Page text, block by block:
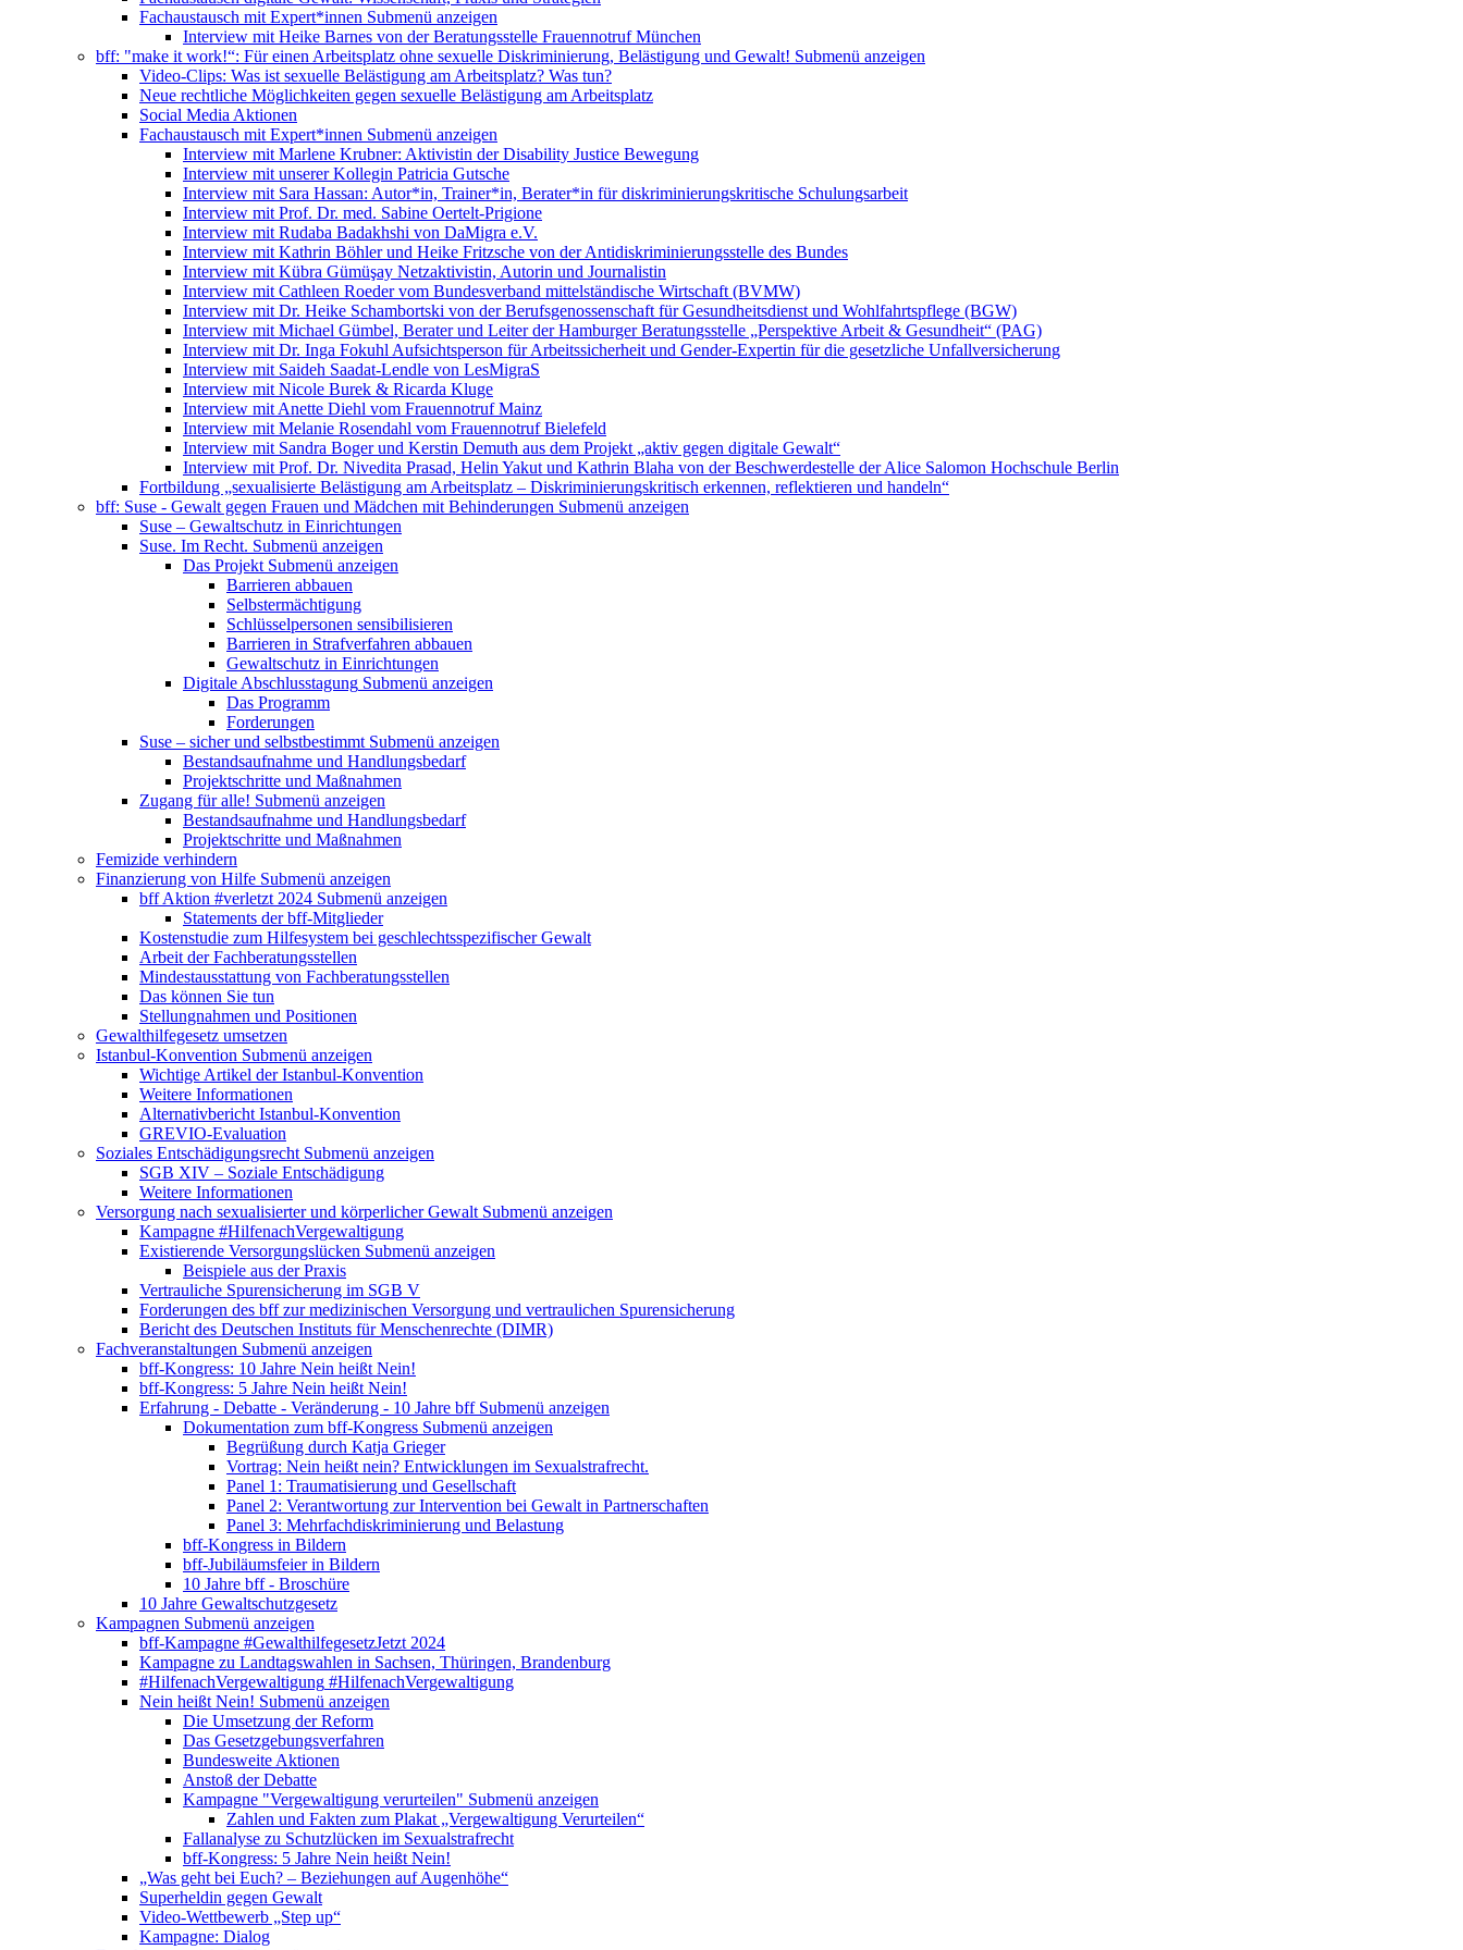
Fachaustausch mit Expert*innen Submenü anzeigen
Interview mit Heike Barnes von der Beratungsstelle Frauennotruf München
bff: "make it work!“: Für einen Arbeitsplatz ohne sexuelle Diskriminierung, Belästigung und Gewalt! Submenü anzeigen
Video-Clips: Was ist sexuelle Belästigung am Arbeitsplatz? Was tun?
Neue rechtliche Möglichkeiten gegen sexuelle Belästigung am Arbeitsplatz
Social Media Aktionen
Fachaustausch mit Expert*innen Submenü anzeigen
Interview mit Marlene Krubner: Aktivistin der Disability Justice Bewegung
Interview mit unserer Kollegin Patricia Gutsche
Interview mit Sara Hassan: Autor*in, Trainer*in, Berater*in für diskriminierungskritische Schulungsarbeit
Interview mit Prof. Dr. med. Sabine Oertelt-Prigione
Interview mit Rudaba Badakhshi von DaMigra e.V.
Interview mit Kathrin Böhler und Heike Fritzsche von der Antidiskriminierungsstelle des Bundes
Interview mit Kübra Gümüşay Netzaktivistin, Autorin und Journalistin
Interview mit Cathleen Roeder vom Bundesverband mittelständische Wirtschaft (BVMW)
Interview mit Dr. Heike Schambortski von der Berufsgenossenschaft für Gesundheitsdienst und Wohlfahrtspflege (BGW)
Interview mit Michael Gümbel, Berater und Leiter der Hamburger Beratungsstelle „Perspektive Arbeit & Gesundheit“ (PAG)
Interview mit Dr. Inga Fokuhl Aufsichtsperson für Arbeitssicherheit und Gender-Expertin für die gesetzliche Unfallversicherung
Interview mit Saideh Saadat-Lendle von LesMigraS
Interview mit Nicole Burek & Ricarda Kluge
Interview mit Anette Diehl vom Frauennotruf Mainz
Interview mit Melanie Rosendahl vom Frauennotruf Bielefeld
Interview mit Sandra Boger und Kerstin Demuth aus dem Projekt „aktiv gegen digitale Gewalt“
Interview mit Prof. Dr. Nivedita Prasad, Helin Yakut und Kathrin Blaha von der Beschwerdestelle der Alice Salomon Hochschule Berlin
Fortbildung „sexualisierte Belästigung am Arbeitsplatz – Diskriminierungskritisch erkennen, reflektieren und handeln“
bff: Suse - Gewalt gegen Frauen und Mädchen mit Behinderungen Submenü anzeigen
Suse – Gewaltschutz in Einrichtungen
Suse. Im Recht. Submenü anzeigen
Das Projekt Submenü anzeigen
Barrieren abbauen
Selbstermächtigung
Schlüsselpersonen sensibilisieren
Barrieren in Strafverfahren abbauen
Gewaltschutz in Einrichtungen
Digitale Abschlusstagung Submenü anzeigen
Das Programm
Forderungen
Suse – sicher und selbstbestimmt Submenü anzeigen
Bestandsaufnahme und Handlungsbedarf
Projektschritte und Maßnahmen
Zugang für alle! Submenü anzeigen
Bestandsaufnahme und Handlungsbedarf
Projektschritte und Maßnahmen
Femizide verhindern
Finanzierung von Hilfe Submenü anzeigen
bff Aktion #verletzt 2024 Submenü anzeigen
Statements der bff-Mitglieder
Kostenstudie zum Hilfesystem bei geschlechtsspezifischer Gewalt
Arbeit der Fachberatungsstellen
Mindestausstattung von Fachberatungsstellen
Das können Sie tun
Stellungnahmen und Positionen
Gewalthilfegesetz umsetzen
Istanbul-Konvention Submenü anzeigen
Wichtige Artikel der Istanbul-Konvention
Weitere Informationen
Alternativbericht Istanbul-Konvention
GREVIO-Evaluation
Soziales Entschädigungsrecht Submenü anzeigen
SGB XIV – Soziale Entschädigung
Weitere Informationen
Versorgung nach sexualisierter und körperlicher Gewalt Submenü anzeigen
Kampagne #HilfenachVergewaltigung
Existierende Versorgungslücken Submenü anzeigen
Beispiele aus der Praxis
Vertrauliche Spurensicherung im SGB V
Forderungen des bff zur medizinischen Versorgung und vertraulichen Spurensicherung
Bericht des Deutschen Instituts für Menschenrechte (DIMR)
Fachveranstaltungen Submenü anzeigen
bff-Kongress: 10 Jahre Nein heißt Nein!
bff-Kongress: 5 Jahre Nein heißt Nein!
Erfahrung - Debatte - Veränderung - 10 Jahre bff Submenü anzeigen
Dokumentation zum bff-Kongress Submenü anzeigen
Begrüßung durch Katja Grieger
Vortrag: Nein heißt nein? Entwicklungen im Sexualstrafrecht.
Panel 1: Traumatisierung und Gesellschaft
Panel 2: Verantwortung zur Intervention bei Gewalt in Partnerschaften
Panel 3: Mehrfachdiskriminierung und Belastung
bff-Kongress in Bildern
bff-Jubiläumsfeier in Bildern
10 Jahre bff - Broschüre
10 Jahre Gewaltschutzgesetz
Kampagnen Submenü anzeigen
bff-Kampagne #GewalthilfegesetzJetzt 2024
Kampagne zu Landtagswahlen in Sachsen, Thüringen, Brandenburg
#HilfenachVergewaltigung #HilfenachVergewaltigung
Nein heißt Nein! Submenü anzeigen
Die Umsetzung der Reform
Das Gesetzgebungsverfahren
Bundesweite Aktionen
Anstoß der Debatte
Kampagne "Vergewaltigung verurteilen" Submenü anzeigen
Zahlen und Fakten zum Plakat „Vergewaltigung Verurteilen“
Fallanalyse zu Schutzlücken im Sexualstrafrecht
bff-Kongress: 5 Jahre Nein heißt Nein!
„Was geht bei Euch? – Beziehungen auf Augenhöhe“
Superheldin gegen Gewalt
Video-Wettbewerb „Step up“
Kampagne: Dialog